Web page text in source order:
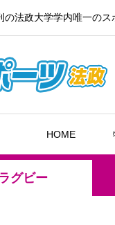
の法政大学学内唯一のス
HOME
ラグビー